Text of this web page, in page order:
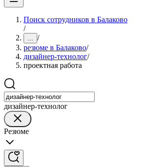
Поиск сотрудников в Балаково
/
... /
резюме в Балаково/
дизайнер-технолог/
проектная работа
дизайнер-технолог
Резюме